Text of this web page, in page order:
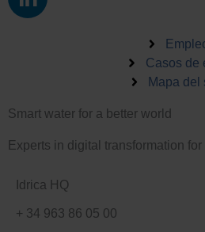
e
i
i
i
-
n
Casos de
Mapa del
Smart water for a better world
Experts in digital transformation
Idrica HQ
+ 34 963 86 05 00